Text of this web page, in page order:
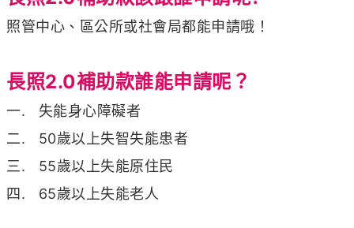
照管中心、區公所或社會局都能申請哦！
長照2.0補助款誰能申請呢？
一. 失能身心障礙者
二. 50歲以上失智失能患者
三. 55歲以上失能原住民
四. 65歲以上失能老人